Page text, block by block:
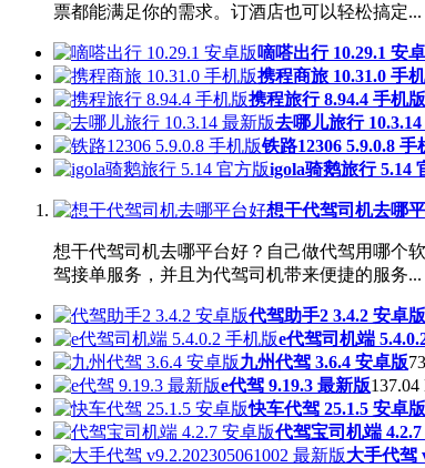
票都能满足你的需求。订酒店也可以轻松搞定...
嘀嗒出行 10.29.1 安
携程商旅 10.31.0 手
携程旅行 8.94.4 手机版
去哪儿旅行
铁路12306 5.9.0.8 手
igola骑鹅旅行 5.14
想干代驾司机去哪
想干代驾司机去哪平台好？自己做代驾用哪个
驾接单服务，并且为代驾司机带来便捷的服务...
代驾助手2 3.4.2 安卓版
e代驾司机端
九州代驾 3.6.4 安卓版
e代驾 9.19.3 最新版137.04
快车代驾 25.1.5 安卓版
代驾宝司机端
大手代驾